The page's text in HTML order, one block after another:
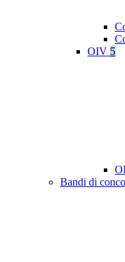
OIV 5
Bandi di